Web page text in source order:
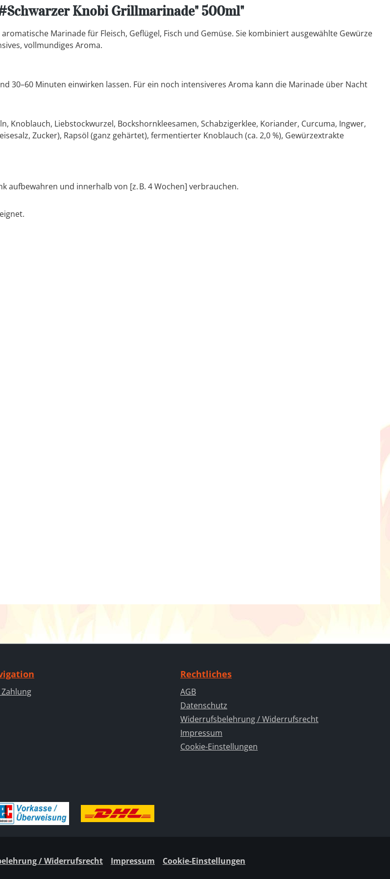
Knobi Grillmarinade" 500ml"
Marinade für Fleisch, Geflügel, Fisch und Gemüse. Sie kombiniert ausgewählte Gewürze
vollmundiges Aroma.
30–60 Minuten einwirken lassen. Für ein noch intensiveres Aroma kann die Marinade über Nacht
Knoblauch, Liebstockwurzel, Bockshornkleesamen, Schabzigerklee, Koriander, Curcuma, Ingwer,
Zucker), Rapsöl (ganz gehärtet), fermentierter Knoblauch (ca. 2,0 %), Gewürzextrakte
aufbewahren und innerhalb von [z. B. 4 Wochen] verbrauchen.
Rechtliches
AGB
Datenschutz
Widerrufsbelehrung / Widerrufsrecht
Impressum
Cookie-Einstellungen
/ Widerrufsrecht Impressum Cookie-Einstellungen